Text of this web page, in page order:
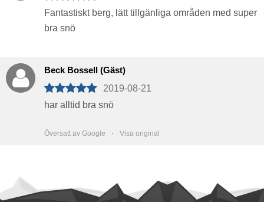
Fantastiskt berg, lätt tillgänliga områden med super
bra snö
Beck Bossell (Gäst)
2019-08-21
har alltid bra snö
Översatt av Google ・ Visa original